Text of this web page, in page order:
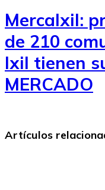
MercaIxil:
de 210
Ixil tienen
MERCADO
Artículos